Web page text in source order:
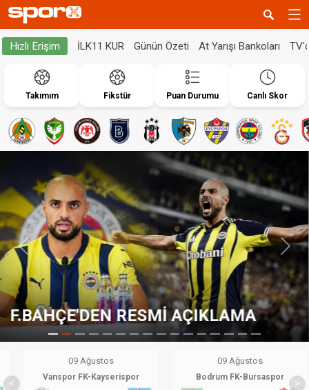
Hızlı Erişim İLK11 KUR Günün Özeti At Yarışı Bankoları
Takımım Fikstür Puan Durumu Canlı Skor
TRANSFERDE KARAR DEĞİŞTİ!
Geri İleri
<
09 Ağustos
Vanspor FK-Kayserispor
09 Ağustos
Bodrum FK-Bursaspor
>